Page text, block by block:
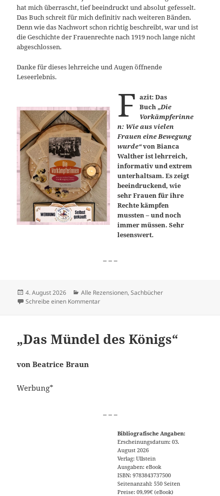
hat mich überrascht, tief beeindruckt und absolut gefesselt.
Das Buch schreit für mich definitiv nach weiteren Bänden.
Denn wie das Nachwort schon richtig beschreibt, war und ist
die Geschichte der Frauenrechte nach 1919 noch lange nicht
abgeschlossen.
Danke für dieses lehrreiche und Augen öffnende
Leseerlebnis.
F azit: Das
Buch„Die
Vorkämpferinne
n: Wie aus vielen
Frauen eine Bewegung
wurde“von Bianca
Walther ist lehrreich,
informativ und extrem
unterhaltsam. Es zeigt
beeindruckend, wie
sehr Frauen für ihre
Rechte kämpfen
mussten – und noch
immer müssen. Sehr
lesenswert.
Veröffentlicht
am
4. August 2026 Kategorien
Alle Rezensionen,Sachbücher
Schreibe einen Kommentarzu „Die Vorkämpferinnen: Wie aus vielen
„Das Mündel des Königs“
von Beatrice Braun
Werbung*
Bibliografische Angaben:
Erscheinungsdatum: 03.
August 2026
Verlag: Ullstein
Ausgaben: eBook
ISBN: 9783843737500
Seitenanzahl: 550 Seiten
Preise: 09,99€ (eBook)